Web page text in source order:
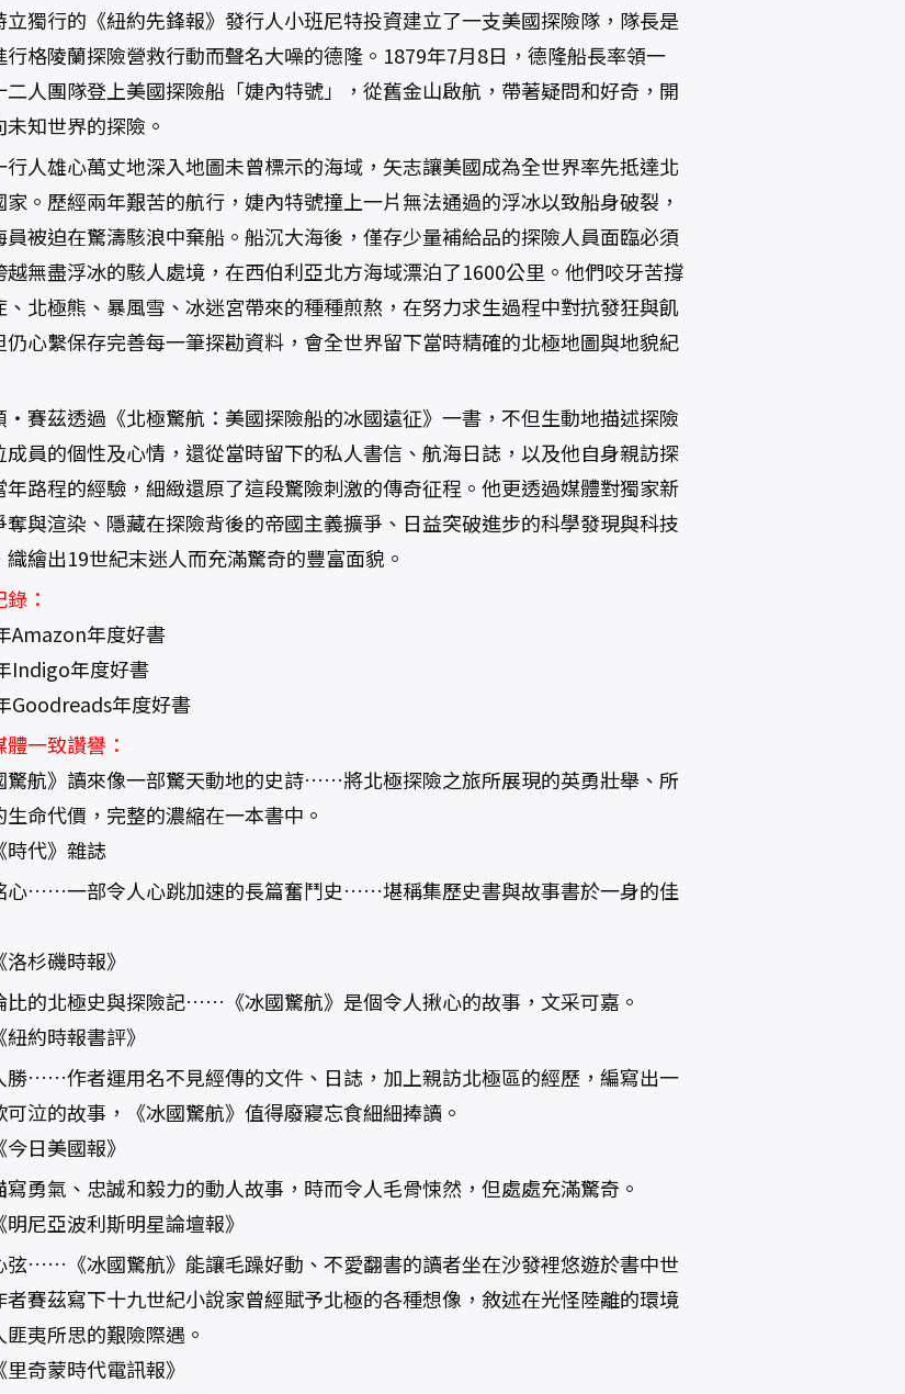
立獨行的《紐約先鋒報》發行人小班尼特投資建立了一支美國探險隊，隊長是
行格陵蘭探險營救行動而聲名大噪的德隆。1879年7月8日，德隆船長率領一
二人團隊登上美國探險船「婕內特號」，從舊金山啟航，帶著疑問和好奇，開
未知世界的探險。
行人雄心萬丈地深入地圖未曾標示的海域，矢志讓美國成為全世界率先抵達北
家。歷經兩年艱苦的航行，婕內特號撞上一片無法通過的浮冰以致船身破裂，
員被迫在驚濤駭浪中棄船。船沉大海後，僅存少量補給品的探險人員面臨必須
越無盡浮冰的駭人處境，在西伯利亞北方海域漂泊了1600公里。他們咬牙苦撐
、北極熊、暴風雪、冰迷宮帶來的種種煎熬，在努力求生過程中對抗發狂與飢
仍心繫保存完善每一筆探勘資料，會全世界留下當時精確的北極地圖與地貌紀
‧賽茲透過《北極驚航：美國探險船的冰國遠征》一書，不但生動地描述探險
成員的個性及心情，還從當時留下的私人書信、航海日誌，以及他自身親訪探
年路程的經驗，細緻還原了這段驚險刺激的傳奇征程。他更透過媒體對獨家新
奪與渲染、隱藏在探險背後的帝國主義擴爭、日益突破進步的科學發現與科技
織繪出19世紀末迷人而充滿驚奇的豐富面貌。
：
Amazon年度好書
Indigo年度好書
Goodreads年度好書
一致讚譽：
驚航》讀來像一部驚天動地的史詩……將北極探險之旅所展現的英勇壯舉、所
生命代價，完整的濃縮在一本書中。
代》雜誌
心……一部令人心跳加速的長篇奮鬥史……堪稱集歷史書與故事書於一身的佳
杉磯時報》
比的北極史與探險記……《冰國驚航》是個令人揪心的故事，文采可嘉。
約時報書評》
勝……作者運用名不見經傳的文件、日誌，加上親訪北極區的經歷，編寫出一
可泣的故事，《冰國驚航》值得廢寢忘食細細捧讀。
日美國報》
寫勇氣、忠誠和毅力的動人故事，時而令人毛骨悚然，但處處充滿驚奇。
尼亞波利斯明星論壇報》
弦……《冰國驚航》能讓毛躁好動、不愛翻書的讀者坐在沙發裡悠遊於書中世
者賽茲寫下十九世紀小說家曾經賦予北極的各種想像，敘述在光怪陸離的環境
匪夷所思的艱險際遇。
奇蒙時代電訊報》